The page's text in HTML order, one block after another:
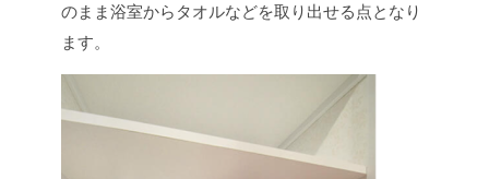
のまま浴室からタオルなどを取り出せる点となり
ます。